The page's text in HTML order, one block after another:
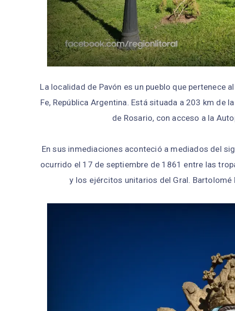
La localidad de Pavón es un pueblo que pertenece
Fe, República Argentina. Está situada a 203 km de
de Rosario, con acceso a la
En sus inmediaciones aconteció a mediados del
ocurrido el 17 de septiembre de 1861 entre las
y los ejércitos unitarios del Gral.